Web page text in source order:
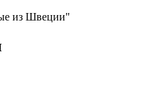
из Швеции"